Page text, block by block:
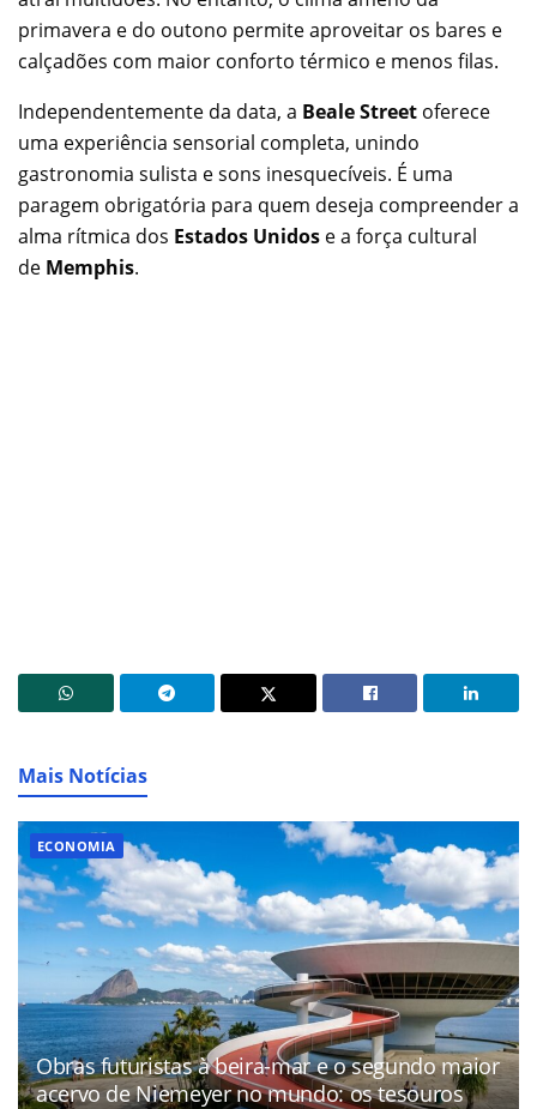
primavera e do outono permite aproveitar os bares e
calçadões com maior conforto térmico e menos filas.
Independentemente da data, a Beale Street oferece
uma experiência sensorial completa, unindo
gastronomia sulista e sons inesquecíveis. É uma
paragem obrigatória para quem deseja compreender a
alma rítmica dos Estados Unidos e a força cultural
de Memphis.
Mais Notícias
ECONOMIA
Obras futuristas à beira-mar e o segundo maior
acervo de Niemeyer no mundo: os tesouros